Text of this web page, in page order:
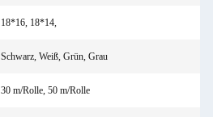
18*16, 18*14,
Schwarz, Weiß, Grün, Grau
30 m/Rolle, 50 m/Rolle